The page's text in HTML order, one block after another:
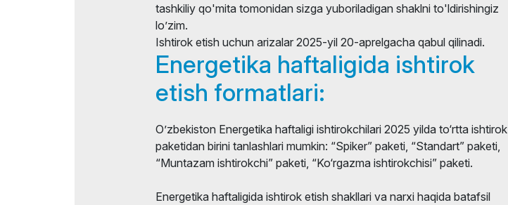
Axborot ko`magi
Forum yakunlari
tashkiliy qo'mita tomonidan sizga yuboriladigan shaklni to'ldirishingiz
lo’zim.
Ishtirok etish uchun arizalar 2025-yil 20-aprelgacha qabul qilinadi.
Energetika haftaligida ishtirok
etish formatlari:
O’zbekiston Energetika haftaligi ishtirokchilari 2025 yilda to‘rtta ishtirok
paketidan birini tanlashlari mumkin: “Spiker” paketi, “Standart” paketi,
“Muntazam ishtirokchi” paketi, “Ko‘rgazma ishtirokchisi” paketi.
Energetika haftaligida ishtirok etish shakllari va narxi haqida batafsil